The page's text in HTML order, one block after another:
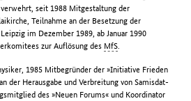
seit 1988 Mitgestaltung der
Teilnahme an der Besetzung der
Leipzig im Dezember 1989, ab Januar 1990
zur Auflösung des MfS.
1985 Mitbegründer der »Initiative Frieden
der Herausgabe und Verbreitung von Samisdat-
des »Neuen Forums« und Koordinator